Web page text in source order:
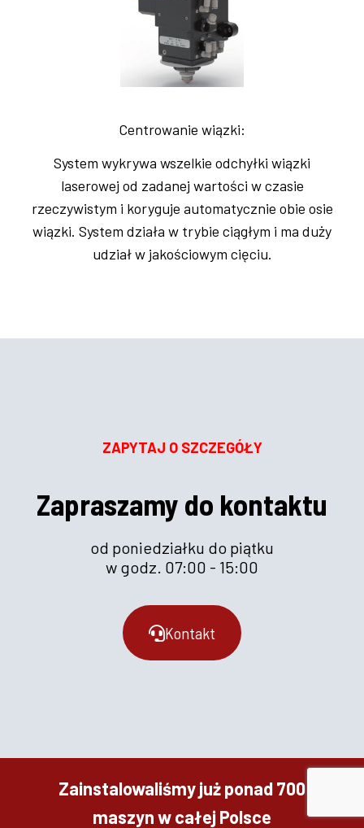
Centrowanie wiązki:
System wykrywa wszelkie odchyłki wiązki
laserowej od zadanej wartości w czasie
rzeczywistym i koryguje automatycznie obie osie
wiązki. System działa w trybie ciągłym i ma duży
udział w jakościowym cięciu.
ZAPYTAJ O SZCZEGÓŁY
Zapraszamy do kontaktu
od poniedziałku do piątku
w godz. 07:00 - 15:00
Kontakt
Zainstalowaliśmy już ponad 700
maszyn w całej Polsce